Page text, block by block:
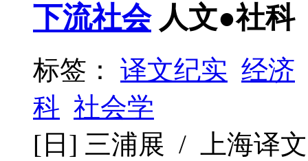
下流社会 人文●社科
标签： 译文纪实 经济
科 社会学
[日] 三浦展 / 上海译